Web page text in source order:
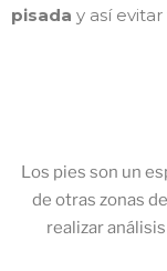
pisada y así
Los pies son un
de otras zonas
realizar